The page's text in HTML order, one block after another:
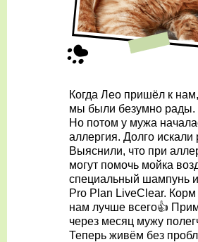
Когда Лео пришёл к нам,
мы были безумно рады.
Но потом у мужа
аллергия. Долго
Выяснили, что при
могут помочь мойка
специальный шампунь
Pro Plan LiveClear.
нам лучше всего👍
через месяц мужу
Теперь живём без